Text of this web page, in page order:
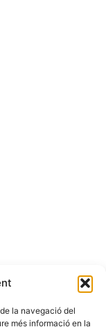
la navegació del
més informació en la